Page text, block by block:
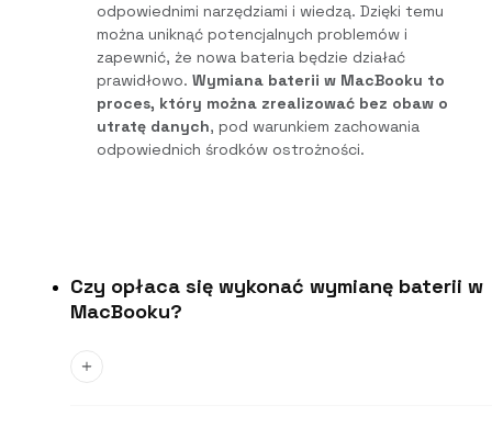
odpowiednimi narzędziami i wiedzą. Dzięki temu
można uniknąć potencjalnych problemów i
zapewnić, że nowa bateria będzie działać
prawidłowo. Wymiana baterii w MacBooku to
proces, który można zrealizować bez obaw o
utratę danych, pod warunkiem zachowania
odpowiednich środków ostrożności.
Czy opłaca się wykonać wymianę baterii w
MacBooku?